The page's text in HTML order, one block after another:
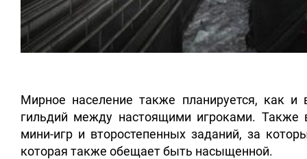
Мирное население также планируется, как
гильдий между настоящими игроками. Также
мини-игр и второстепенных заданий, за
которая также обещает быть насыщенной.